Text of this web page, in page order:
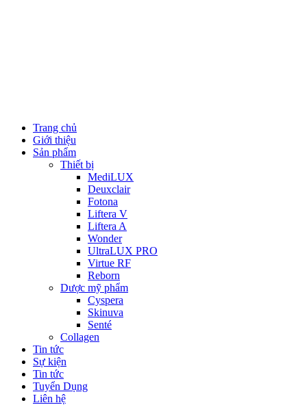
Trang chủ
Giới thiệu
Sản phẩm
Thiết bị
MediLUX
Deuxclair
Fotona
Liftera V
Liftera A
Wonder
UltraLUX PRO
Virtue RF
Reborn
Dược mỹ phẩm
Cyspera
Skinuva
Senté
Collagen
Tin tức
Sự kiện
Tin tức
Tuyển Dụng
Liên hệ